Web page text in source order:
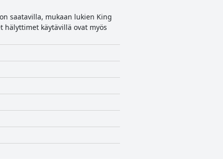
saatavilla, mukaan lukien King
hälyttimet käytävillä ovat myös